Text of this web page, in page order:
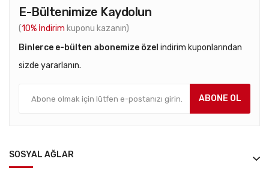
E-Bültenimize Kaydolun
(10% İndirim kuponu kazanın)
Binlerce e-bülten abonemize özel indirim kuponlarından
sizde yararlanın.
ABONE OL
SOSYAL AĞLAR